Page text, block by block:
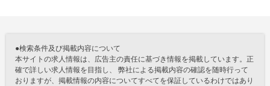
●検索条件及び掲載内容について
本サイトの求人情報は、広告主の責任に基づき情報を掲載しています。正
確で詳しい求人情報を目指し、 弊社による掲載内容の確認を随時行って
おりますが、掲載情報の内容についてすべてを保証しているわけではあり